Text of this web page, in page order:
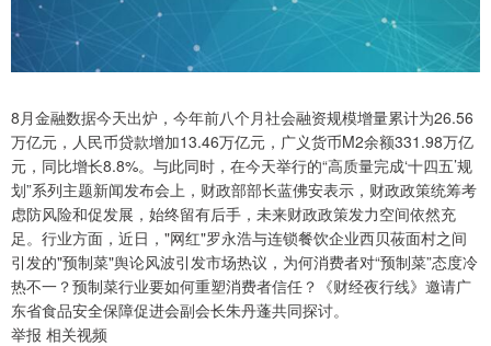
8月金融数据今天出炉，今年前八个月社会融资规模增量累计为26.56
万亿元，人民币贷款增加13.46万亿元，广义货币M2余额331.98万亿
元，同比增长8.8%。与此同时，在今天举行的“高质量完成‘十四五’规
划”系列主题新闻发布会上，财政部部长蓝佛安表示，财政政策统筹考
虑防风险和促发展，始终留有后手，未来财政政策发力空间依然充
足。行业方面，近日，"网红"罗永浩与连锁餐饮企业西贝莜面村之间
引发的"预制菜"舆论风波引发市场热议，为何消费者对“预制菜”态度冷
热不一？预制菜行业要如何重塑消费者信任？《财经夜行线》邀请广
东省食品安全保障促进会副会长朱丹蓬共同探讨。
举报 相关视频